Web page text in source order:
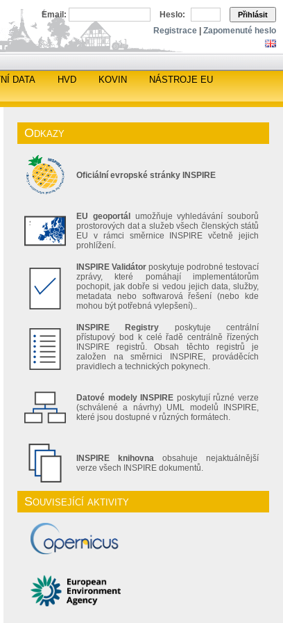
Email: Heslo: Přihlásit
Registrace Zapomenuté heslo
DATA HVD KOVIN
NÁSTROJE EU
Odkazy
Oficiální evropské stránky INSPIRE
EU geoportál
umožňuje vyhledávání souborů
prostorových dat a služeb všech členských států
EU v rámci směrnice INSPIRE včetně jejich
prohlížení.
INSPIRE Validátor poskytuje podrobné testovací
zprávy, které pomáhají implementátorům
pochopit, jak dobře si vedou jejich data, služby,
metadata nebo softwarová řešení (nebo kde
mohou být potřebná vylepšení)..
INSPIRE Registry poskytuje centrální
přístupový bod k celé řadě centrálně řízených
INSPIRE registrů. Obsah těchto registrů je
založen na směrnici INSPIRE, prováděcích
pravidlech a technických pokynech.
Datové modely INSPIRE poskytují různé verze
(schválené a návrhy) UML modelů INSPIRE,
které jsou dostupné v různých formátech.
INSPIRE knihovna obsahuje nejaktuálnější
verze všech INSPIRE dokumentů.
Související aktivity